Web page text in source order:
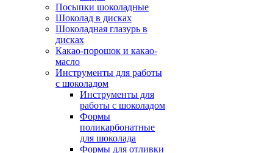
Посыпки шоколадные
Шоколад в дисках
Шоколадная глазурь в
дисках
Какао-порошок и какао-
масло
Инструменты для работы
с шоколадом
Инструменты для
работы с шоколадом
Формы
поликарбонатные
для шоколада
Формы для отливки